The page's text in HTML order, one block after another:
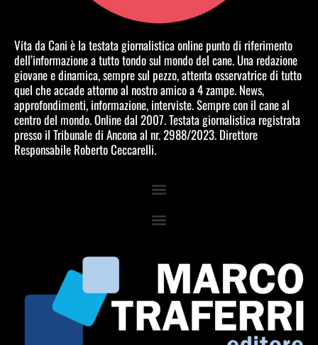
Vita da Cani è la testata giornalistica online punto di riferimento
dell’informazione a tutto tondo sul mondo del cane. Una redazione
giovane e dinamica, sempre sul pezzo, attenta osservatrice di tutto
quel che accade attorno al nostro amico a 4 zampe. News,
approfondimenti, informazione, interviste. Sempre con il cane al
centro del mondo. Online dal 2007. Testata giornalistica registrata
presso il Tribunale di Ancona al nr. 2988/2023. Direttore
Responsabile Roberto Ceccarelli.